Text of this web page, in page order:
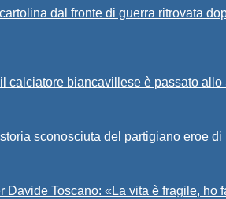
dal fronte di guerra ritrovata
calciatore biancavillese è passato allo
sconosciuta del partigiano eroe
Davide Toscano: «La vita è fragile, ho